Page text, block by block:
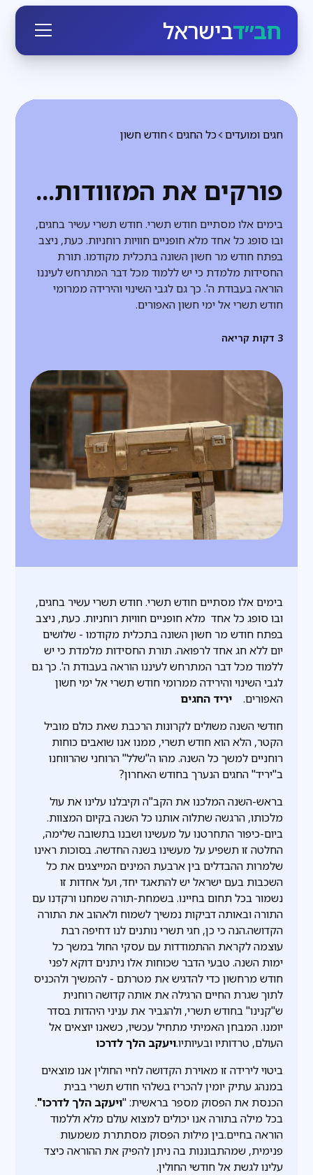
חב״דבישראל
חודש חשון כל החגים חגים ומועדים
פורקים את המזוודות...
בימים אלו מסתיים חודש תשרי. חודש תשרי עשיר בחגים,
ובו סופג כל אחד מלא חופניים חוויות רוחניות. כעת, ניצב
בפתח חודש מר חשון השונה בתכלית מקודמו. תורת
החסידות מלמדת כי יש ללמוד מכל דבר המתרחש לעיננו
הוראה בעבודת ה'. כך גם לגבי השינוי והירידה ממרומי
חודש תשרי אל ימי חשון האפורים.
3 דקות קריאה
בימים אלו מסתיים חודש תשרי. חודש תשרי עשיר בחגים,
ובו סופג כל אחד מלא חופניים חוויות רוחניות. כעת, ניצב
בפתח חודש מר חשון השונה בתכלית מקודמו - שלושים
יום ללא חג אחד לרפואה. תורת החסידות מלמדת כי יש
ללמוד מכל דבר המתרחש לעיננו הוראה בעבודת ה'. כך גם
לגבי השינוי והירידה ממרומי חודש תשרי אל ימי חשון
האפורים. יריד החגים
חודשי השנה משולים לקרונות הרכבת שאת כולם מוביל
הקטר, הלא הוא חודש תשרי, ממנו אנו שואבים כוחות
רוחניים למשך כל השנה. מהו ה"שלל" הרוחני שהרווחנו
ב"יריד" החגים הנערך בחודש האחרון?
בראש-השנה המלכנו את הקב"ה וקיבלנו עלינו את עול
מלכותו, הרגשה שתלוה אותנו כל השנה בקיום המצוות.
ביום-כיפור התחרטנו על מעשינו ושבנו בתשובה שלימה,
החלטה זו תשפיע על מעשינו בשנה החדשה. בסוכות ראינו
שלמרות ההבדלים בין ארבעת המינים המייצגים את כל
השכבות בעם ישראל יש להתאגד יחד, ועל אחדות זו
נשמור בכל תחום בחיינו. בשמחת-תורה שמחנו ורקדנו עם
התורה ובאותה דביקות נמשיך לשמוח ולאהוב את התורה
הקדושה.הנה כי כן, חגי תשרי נותנים לנו דחיפה רבת
עוצמה לקראת ההתמודדות עם עסקי החול במשך כל
ימות השנה. טבעי הדבר שכוחות אלו ניתנים דוקא לפני
חודש מרחשון כדי להדגיש את מטרתם - להמשיך ולהכניס
לתוך שגרת החיים הרגילה את אותה קדושה רוחנית
ש"קנינו" בחודש תשרי, ולהגביר את עניני היהדות בסדר
יומנו. המבחן האמיתי מתחיל עכשיו, כשאנו יוצאים אל
העולם, טרדותיו ובעיותיו.ויעקב הלך לדרכו
ביטוי לירידה זו מאוירת הקדושה לחיי החולין אנו מוצאים
במנהג עתיק יומין להכריז בשלהי חודש תשרי בבית
הכנסת את הפסוק מספר בראשית: "ויעקב הלך לדרכו".
בכל מילה בתורה אנו יכולים למצוא עולם מלא וללמוד
הוראה בחיים.בין מילות הפסוק מסתתרת משמעות
פנימית, שמהתבוננות בה ניתן להפיק את ההוראה כיצד
עלינו לגשת אל חודשי החולין.